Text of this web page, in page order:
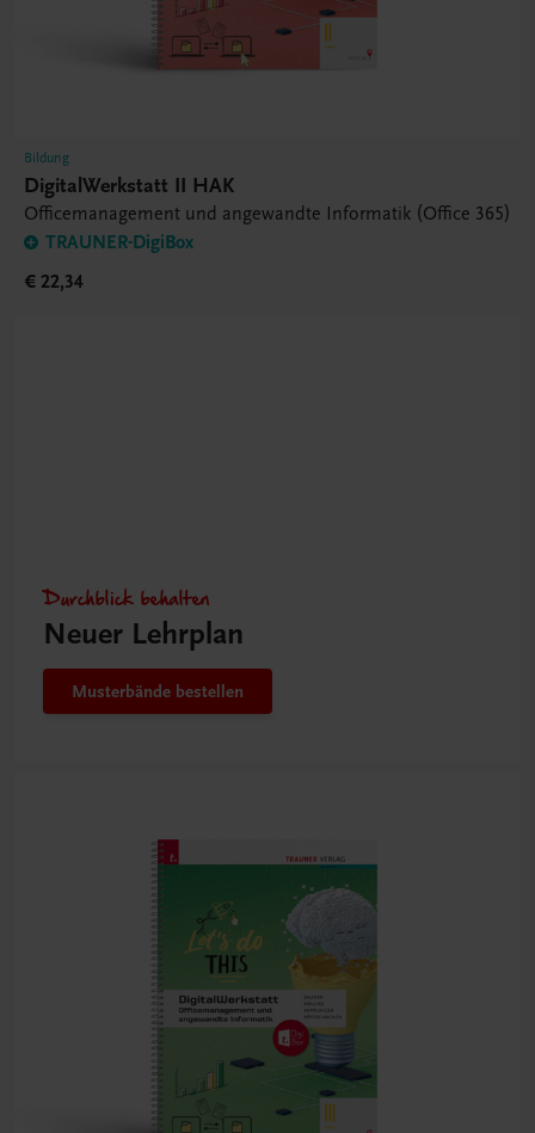
Bildung
DigitalWerkstatt II HAK
Officemanagement und angewandte Informatik (Office 365)
TRAUNER-DigiBox
€ 22,34
Durchblick behalten
Neuer Lehrplan
Musterbände bestellen